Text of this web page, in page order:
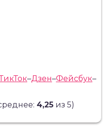
–Дзен–Фейсбук–
4,25 из 5)